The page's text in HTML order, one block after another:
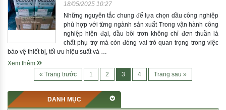
18/05/2025 10:27
Những nguyên tắc chung để lựa chọn dầu công nghiệp
phù hợp với từng ngành sản xuất Trong vận hành công
nghiệp hiện đại, dầu bôi trơn không chỉ đơn thuần là
chất phụ trợ mà còn đóng vai trò quan trọng trong việc
bảo vệ thiết bị, tối ưu hiệu suất và …
Xem thêm
« Trang trước
1 2 3 4 Trang sau »
DANH MỤC